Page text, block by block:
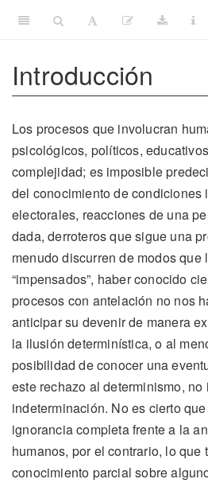
Introducción
Los procesos que involucran
psicológicos, políticos,
complejidad; es imposible
del conocimiento de condiciones
electorales, reacciones de una
dada, derroteros que sigue una
menudo discurren de modos que
“impensados”, haber conocido
procesos con antelación no nos
anticipar su devenir de manera
la ilusión determinística, o al
posibilidad de conocer una
este rechazo al determinismo, no
indeterminación. No es cierto
ignorancia completa frente a la
humanos, por el contrario, lo que
conocimiento parcial sobre